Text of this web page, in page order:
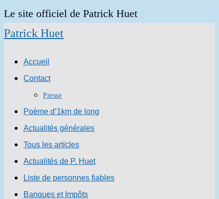
Skip
to
Le site officiel de Patrick Huet
Patrick Huet
Accueil
Contact
Presse
Poème d’1km de long
Actualités générales
Tous les articles
Actualités de P. Huet
Liste de personnes fiables
Banques et Impôts